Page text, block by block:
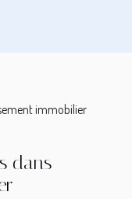
immobilier
dans